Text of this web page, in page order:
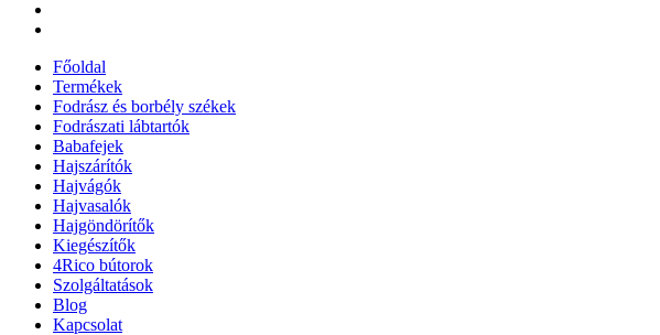
Főoldal
Termékek
Fodrász és borbély székek
Fodrászati lábtartók
Babafejek
Hajszárítók
Hajvágók
Hajvasalók
Hajgöndörítők
Kiegészítők
4Rico bútorok
Szolgáltatások
Blog
Kapcsolat